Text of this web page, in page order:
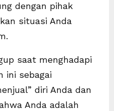
dengan pihak
situasi Anda
saat menghadapi
ini sebagai
diri Anda dan
Anda adalah